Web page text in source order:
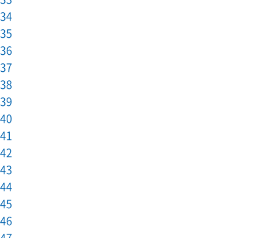
34
35
36
37
38
39
40
41
42
43
44
45
46